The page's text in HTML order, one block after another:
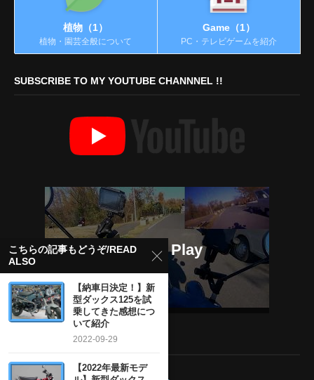
植物（1）
植物・園芸全般について
Game（1）
PC・テレビゲームを紹介
SUBSCRIBE TO MY YOUTUBE CHANNNEL !!
MY TWITTER ACCOUNT
こちらの記事もどうぞ/READ
ALSO
【納車日決定！】新
型ダックス125を試
乗してきた感想につ
いて紹介
2022-09-29
【2022年最新モデ